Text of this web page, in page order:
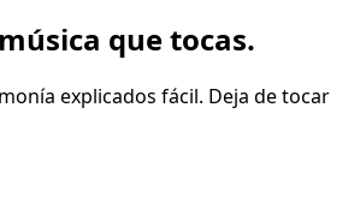
que tocas.
explicados fácil. Deja de tocar